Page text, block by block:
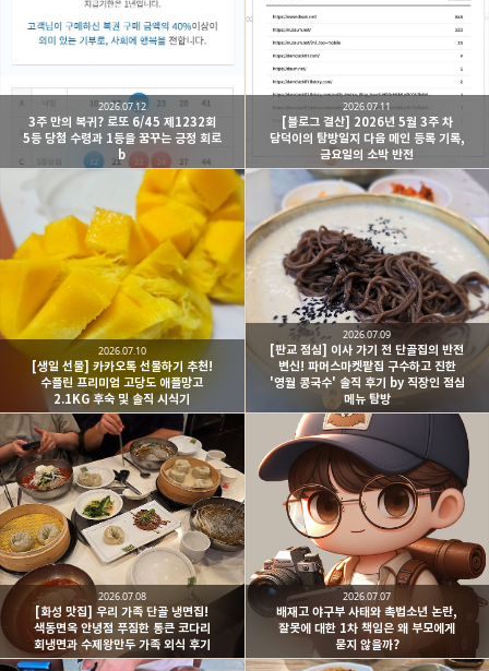
3주 만의 복귀? 로또 6/45 제1232회
5등 당첨 수령과 1등을 꿈꾸는 긍정 회로
b
2026.07.12
[블로그 결산] 2026년 5월 3주 차
담덕이의 탐방일지 다음 메인 등록 기록,
금요일의 소박 반전
2026.07.11
[생일 선물] 카카오톡 선물하기 추천!
수플린 프리미엄 고당도 애플망고
2.1KG 후숙 및 솔직 시식기
2026.07.10
[판교 점심] 이사 가기 전 단골집의 반전
변신! 파머스마켓팥집 구수하고 진한
'영월 콩국수' 솔직 후기 by 직장인 점심
메뉴 탐방
2026.07.09
[화성 맛집] 우리 가족 단골 냉면집!
색동면옥 안녕점 푸짐한 통큰 코다리
회냉면과 수제왕만두 가족 외식 후기
2026.07.08
배재고 야구부 사태와 촉법소년 논란,
잘못에 대한 1차 책임은 왜 부모에게
묻지 않을까?
2026.07.07